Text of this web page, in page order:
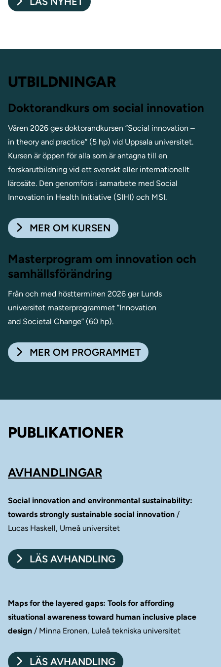
UTBILDNINGAR
Doktorandkurs om social innovation
Våren 2026 ges doktorandkursen ”Social innovation –
in theory and practice” (5 hp) vid Uppsala universitet.
Kursen är öppen för alla som är antagna till en
forskarutbildning vid ett svenskt eller internationellt
lärosäte. Den genomförs i samarbete med Social
Innovation in Health Initiative (SIHI) och MSI.
MER OM KURSEN
Masterprogram om innovation och
samhällsförändring
Från och med höstterminen 2026 ger Lunds
universitet masterprogrammet ”Innovation
and Societal Change” (60 hp).
MER OM PROGRAMMET
PUBLIKATIONER
AVHANDLINGAR
Social innovation and environmental sustainability:
towards strongly sustainable social innovation /
Lucas Haskell, Umeå universitet
LÄS AVHANDLING
Maps for the layered gaps: Tools for affording
situational awareness toward human inclusive place
design / Minna Eronen, Luleå tekniska universitet
LÄS AVHANDLING